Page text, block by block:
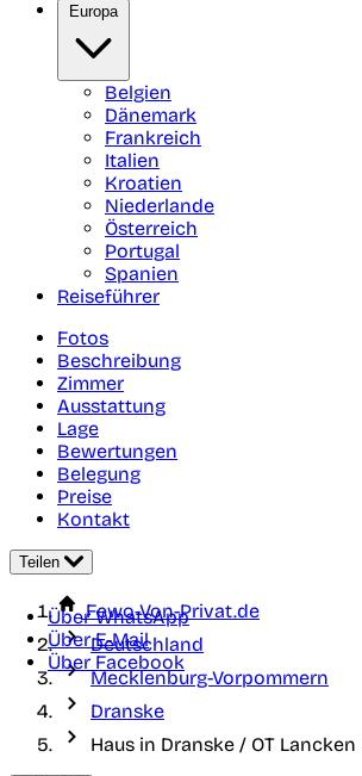
Europa
Belgien
Dänemark
Frankreich
Italien
Kroatien
Niederlande
Österreich
Portugal
Spanien
Reiseführer
Fotos
Beschreibung
Zimmer
Ausstattung
Lage
Bewertungen
Belegung
Preise
Kontakt
Teilen
Über WhatsApp
Über E-Mail
Über Facebook
Fewo-Von-Privat.de
Deutschland
Mecklenburg-Vorpommern
Dranske
Haus in Dranske / OT Lancken